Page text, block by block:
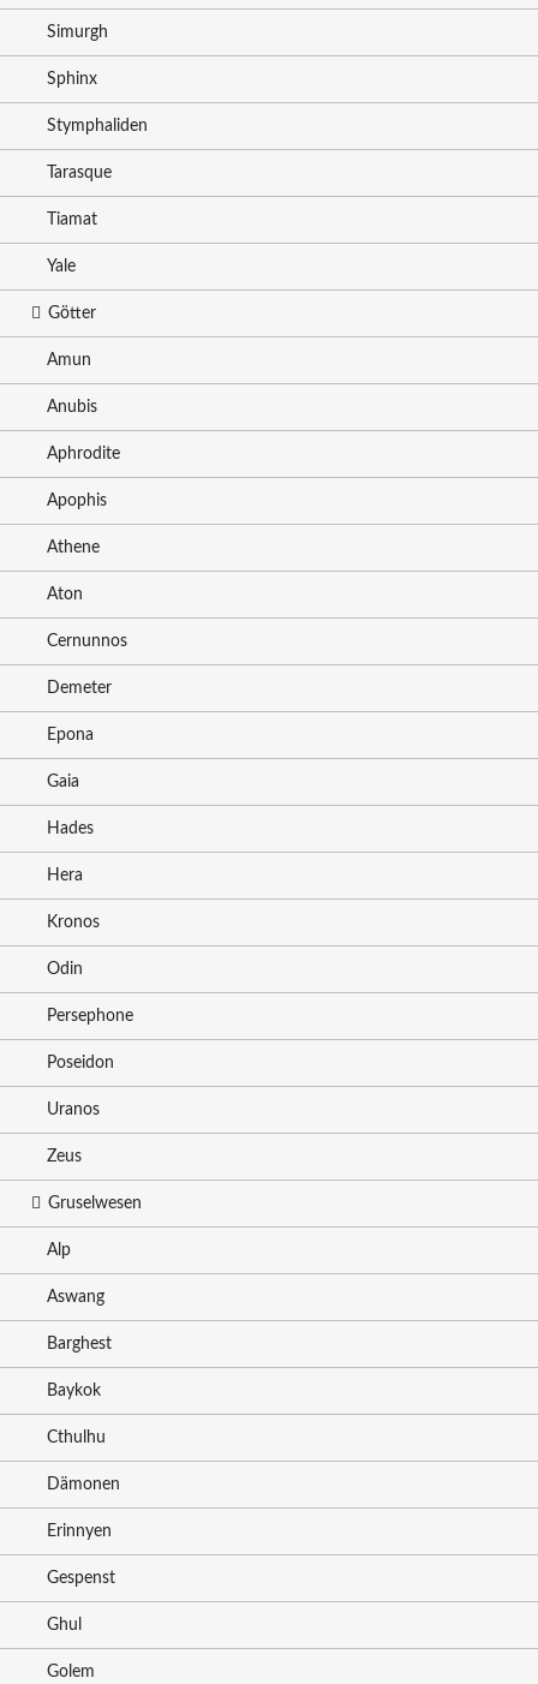
Simurgh
Sphinx
Stymphaliden
Tarasque
Tiamat
Yale
Götter
Amun
Anubis
Aphrodite
Apophis
Athene
Aton
Cernunnos
Demeter
Epona
Gaia
Hades
Hera
Kronos
Odin
Persephone
Poseidon
Uranos
Zeus
Gruselwesen
Alp
Aswang
Barghest
Baykok
Cthulhu
Dämonen
Erinnyen
Gespenst
Ghul
Golem